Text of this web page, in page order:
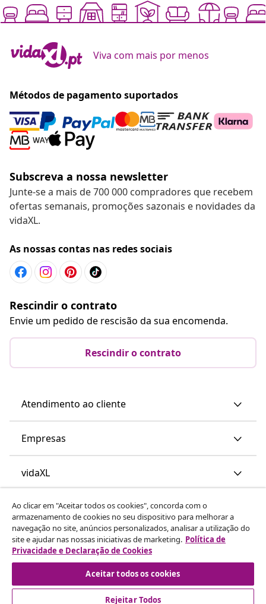
Viva com mais por menos
Métodos de pagamento suportados
Subscreva a nossa newsletter
Junte-se a mais de 700 000 compradores que recebem
ofertas semanais, promoções sazonais e novidades da
vidaXL.
As nossas contas nas redes sociais
Rescindir o contrato
Envie um pedido de rescisão da sua encomenda.
Rescindir o contrato
Atendimento ao cliente
Empresas
vidaXL
Descubra mais
Ao clicar em "Aceitar todos os cookies", concorda com o
armazenamento de cookies no seu dispositivo para melhorar a
navegação no site, anúncios personalizados, analisar a utilização do
site e ajudar nas nossas iniciativas de marketing. Política de
Privacidade e Declaração de Cookies
Aceitar todos os cookies
Rejeitar Todos